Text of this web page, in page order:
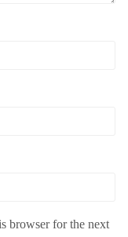
browser for the next